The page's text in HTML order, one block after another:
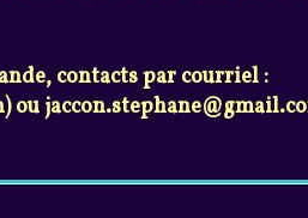
contacts par courriel :